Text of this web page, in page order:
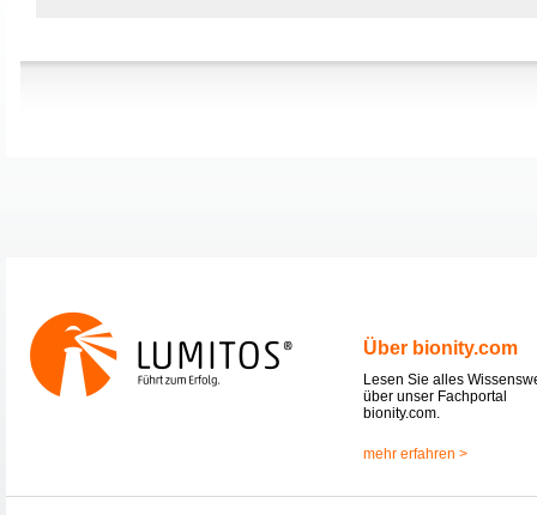
Über bionity.com
Lesen Sie alles
über unser Fachportal
bionity.com.
mehr erfahren >